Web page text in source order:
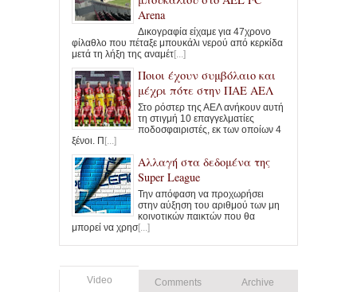
Arena
Δικογραφία είχαμε για 47χρονο
φίλαθλο που πέταξε μπουκάλι νερού από κερκίδα
μετά τη λήξη της αναμέτ[...]
Ποιοι έχουν συμβόλαιο και
μέχρι πότε στην ΠΑΕ ΑΕΛ
Στο ρόστερ της ΑΕΛ ανήκουν αυτή
τη στιγμή 10 επαγγελματίες
ποδοσφαιριστές, εκ των οποίων 4
ξένοι. Π[...]
Αλλαγή στα δεδομένα της
Super League
Την απόφαση να προχωρήσει
στην αύξηση του αριθμού των μη
κοινοτικών παικτών που θα
μπορεί να χρησ[...]
Video Comments Archive